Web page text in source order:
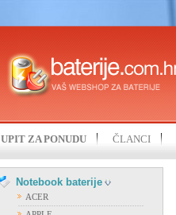
UPIT ZA PONUDU ČLANCI
Notebook baterije
ACER